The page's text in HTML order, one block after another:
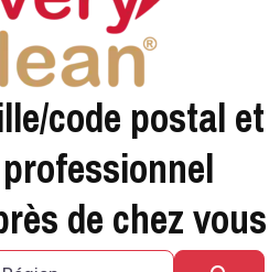
code postal et
de chez vous